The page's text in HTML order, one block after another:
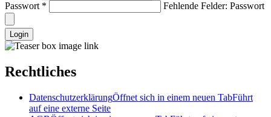
Passwort * Fehlende Felder: Passwort
Login
Rechtliches
DatenschutzerklärungÖffnet sich in einem neuen TabFührt
auf eine externe Seite